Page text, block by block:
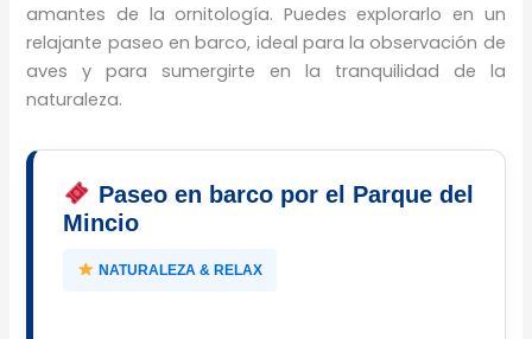
amantes de la ornitología. Puedes explorarlo en un
relajante paseo en barco, ideal para la observación de
aves y para sumergirte en la tranquilidad de la
naturaleza.
Paseo en barco por el Parque del
Mincio
NATURALEZA & RELAX